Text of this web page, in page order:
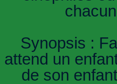
Synopsis :
attend un
de son